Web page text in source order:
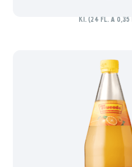
Ki. (24 Fl. à